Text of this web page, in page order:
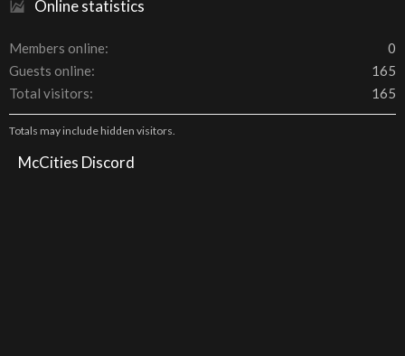
Online statistics
Members online
0
Guests online
165
Total visitors
165
Totals may include hidden visitors.
McCities Discord